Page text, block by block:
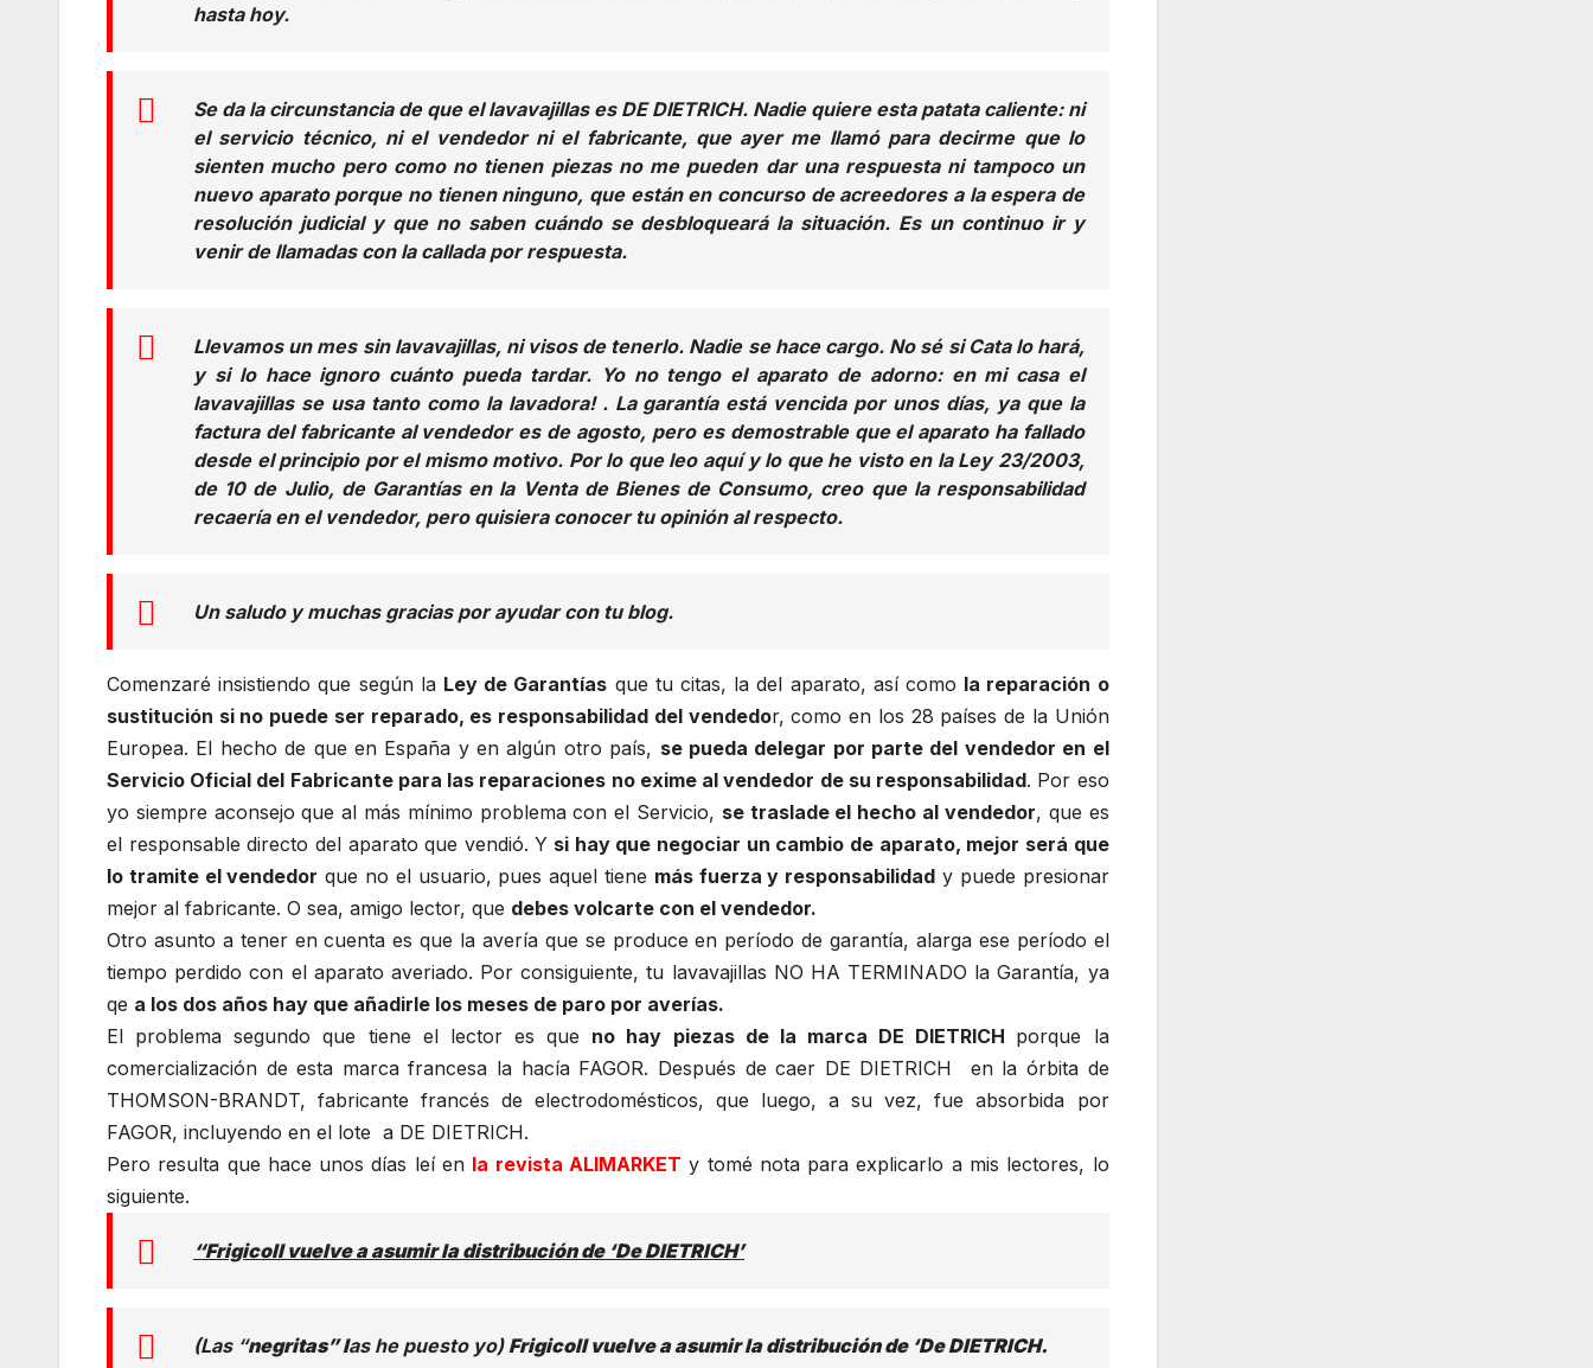
hasta hoy.
Se da la circunstancia de que el lavavajillas es DE DIETRICH. Nadie quiere esta patata caliente: ni
el servicio técnico, ni el vendedor ni el fabricante, que ayer me llamó para decirme que lo
sienten mucho pero como no tienen piezas no me pueden dar una respuesta ni tampoco un
nuevo aparato porque no tienen ninguno, que están en concurso de acreedores a la espera de
resolución judicial y que no saben cuándo se desbloqueará la situación. Es un continuo ir y
venir de llamadas con la callada por respuesta.
Llevamos un mes sin lavavajillas, ni visos de tenerlo. Nadie se hace cargo. No sé si Cata lo hará,
y si lo hace ignoro cuánto pueda tardar. Yo no tengo el aparato de adorno: en mi casa el
lavavajillas se usa tanto como la lavadora! . La garantía está vencida por unos días, ya que la
factura del fabricante al vendedor es de agosto, pero es demostrable que el aparato ha fallado
desde el principio por el mismo motivo. Por lo que leo aquí y lo que he visto en la Ley 23/2003,
de 10 de Julio, de Garantías en la Venta de Bienes de Consumo, creo que la responsabilidad
recaería en el vendedor, pero quisiera conocer tu opinión al respecto.
Un saludo y muchas gracias por ayudar con tu blog.
Comenzaré insistiendo que según la Ley de Garantías que tu citas, la del aparato, así como la reparación o
sustitución si no puede ser reparado, es responsabilidad del vendedor, como en los 28 países de la Unión
Europea. El hecho de que en España y en algún otro país, se pueda delegar por parte del vendedor en el
Servicio Oficial del Fabricante para las reparaciones no exime al vendedor de su responsabilidad. Por eso
yo siempre aconsejo que al más mínimo problema con el Servicio, se traslade el hecho al vendedor, que es
el responsable directo del aparato que vendió. Y si hay que negociar un cambio de aparato, mejor será que
lo tramite el vendedor que no el usuario, pues aquel tiene más fuerza y responsabilidad y puede presionar
mejor al fabricante. O sea, amigo lector, que debes volcarte con el vendedor.
Otro asunto a tener en cuenta es que la avería que se produce en período de garantía, alarga ese período el
tiempo perdido con el aparato averiado. Por consiguiente, tu lavavajillas NO HA TERMINADO la Garantía, ya
qe a los dos años hay que añadirle los meses de paro por averías.
El problema segundo que tiene el lector es que no hay piezas de la marca DE DIETRICH porque la
comercialización de esta marca francesa la hacía FAGOR. Después de caer DE DIETRICH en la órbita de
THOMSON-BRANDT, fabricante francés de electrodomésticos, que luego, a su vez, fue absorbida por
FAGOR, incluyendo en el lote a DE DIETRICH.
Pero resulta que hace unos días leí en la revista ALIMARKET y tomé nota para explicarlo a mis lectores, lo
siguiente.
“Frigicoll vuelve a asumir la distribución de ‘De DIETRICH’
(Las “negritas” las he puesto yo) Frigicoll vuelve a asumir la distribución de ‘De DIETRICH.